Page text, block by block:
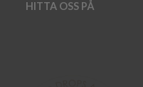
HITTA OSS PÅ